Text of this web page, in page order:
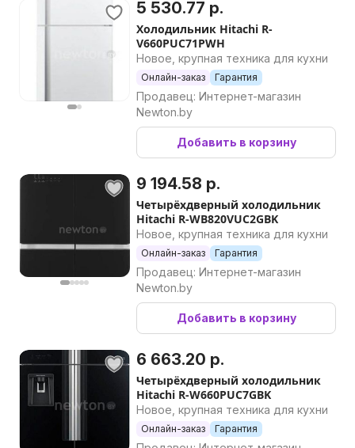
5 530.77 р.
Холодильник Hitachi R-
V660PUC71PWH
Новое, крупная техника для кухни
Онлайн-заказ Гарантия
Продавец: Интернет-магазин
Newton.by
Добавить в корзину
9 194.58 р.
Четырёхдверный холодильник
Hitachi R-WB820VUC2GBK
Новое, крупная техника для кухни
Онлайн-заказ Гарантия
Продавец: Интернет-магазин
Newton.by
Добавить в корзину
6 663.20 р.
Четырёхдверный холодильник
Hitachi R-W660PUC7GBK
Новое, крупная техника для кухни
Онлайн-заказ Гарантия